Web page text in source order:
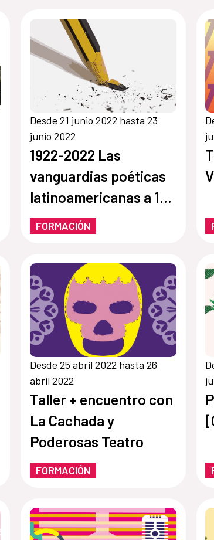
Desde 21 junio 2022 hasta 23
junio 2022
1922-2022 Las
vanguardias poéticas
latinoamericanas a 100
años de las
vanguardias poéticas
latinoamericanas
FORMACIÓN
Desde 25 abril 2022 hasta 26
abril 2022
Taller + encuentro con
La Cachada y
Poderosas Teatro
FORMACIÓN